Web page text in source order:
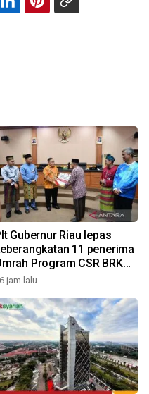
Gubernur Riau lepas
11 penerima
Program CSR BRK
dan PT Riau
jam lalu